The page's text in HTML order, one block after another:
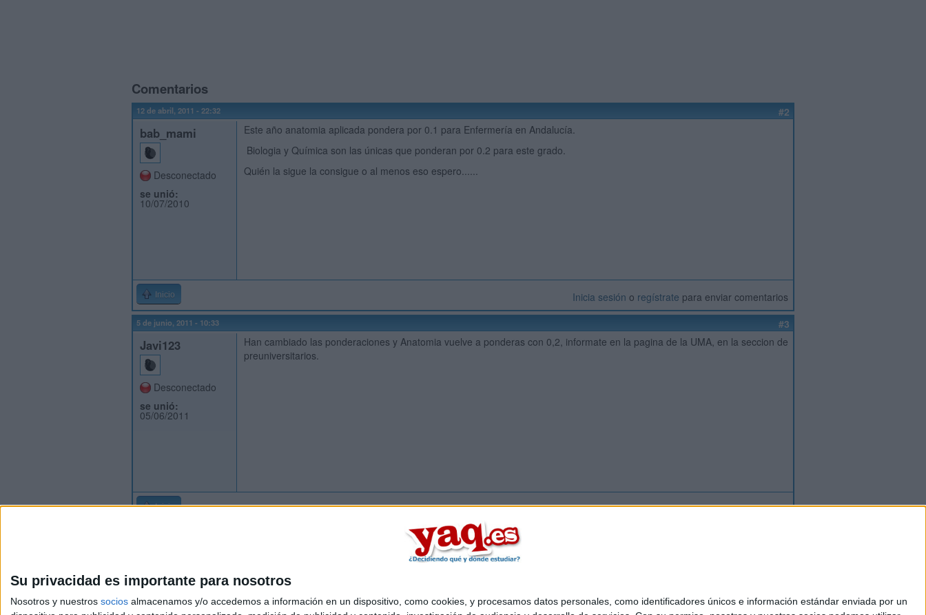
Su privacidad es importante para nosotros
Nosotros y nuestros socios almacenamos y/o accedemos a información en un dispositivo, como cookies, y procesamos datos personales, como identificadores únicos e información estándar enviada por un
Comentarios
12 de abril, 2011 - 22:32 #2
bab_mami
Desconectado
se unió:
10/07/2010
Este año anatomia aplicada pondera por 0.1 para Enfermería en Andalucía.
Biologia y Química son las únicas que ponderan por 0.2 para este grado.
Quién la sigue la consigue o al menos eso espero......
Inicio Inicia sesión o regístrate para enviar comentarios
5 de junio, 2011 - 10:33 #3
Javi123
Desconectado
se unió:
05/06/2011
Han cambiado las ponderaciones y Anatomia vuelve a ponderas con 0,2, informate en la pagina de la UMA, en la seccion de
preuniversitarios.
Inicio Inicia sesiónoregístratepara enviar comentarios
Quiénes somos|Contactar|Anúnciate